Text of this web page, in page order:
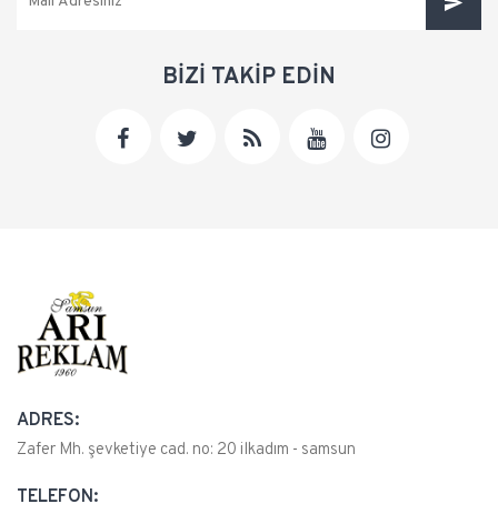
BİZİ TAKİP EDİN
ADRES:
Zafer Mh. şevketiye cad. no: 20 ilkadım - samsun
TELEFON: